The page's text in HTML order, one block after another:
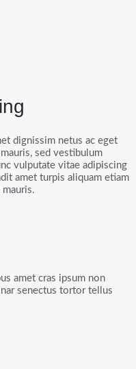
dignissim netus ac eget
sed vestibulum
vulputate vitae adipiscing
amet turpis aliquam etiam
amet cras ipsum non
senectus tortor tellus